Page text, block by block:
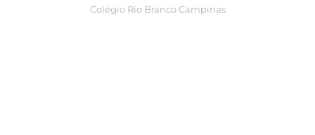
Colégio Rio Branco Campinas